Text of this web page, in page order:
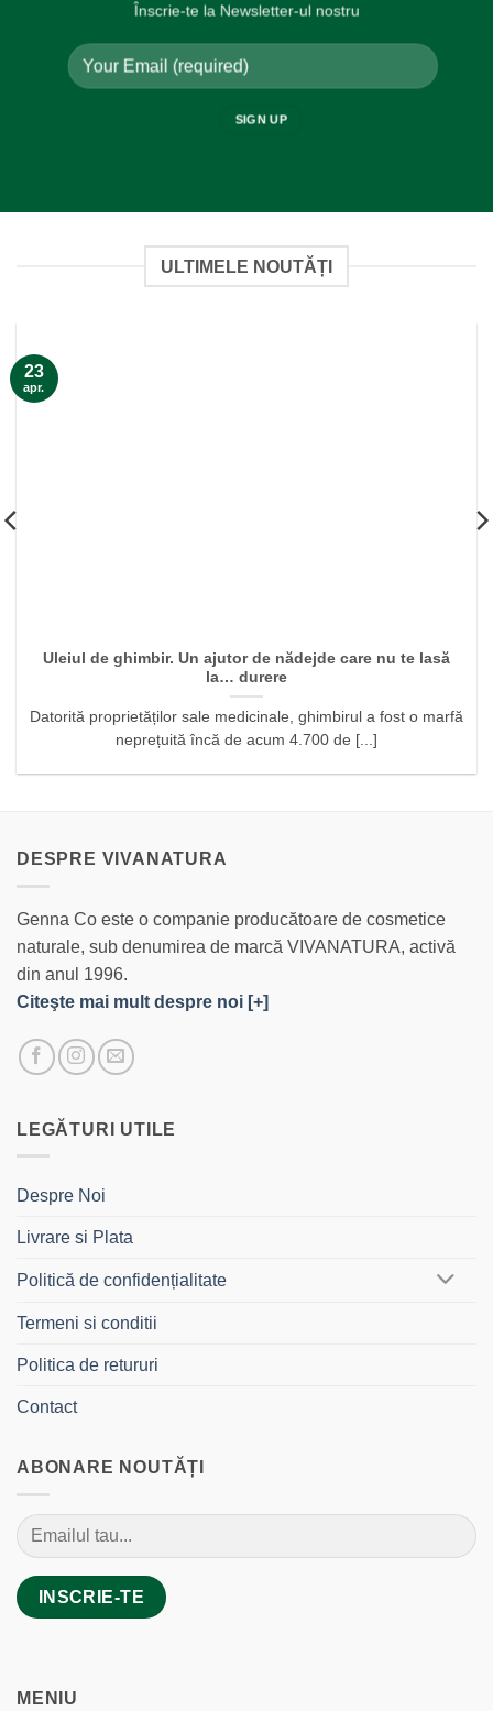
Înscrie-te la Newsletter-ul nostru
ULTIMELE NOUTĂȚI
Uleiul de ghimbir. Un ajutor de nădejde care nu te lasă
la… durere
Datorită proprietăților sale medicinale, ghimbirul a fost o marfă
neprețuită încă de acum 4.700 de [...]
23
apr.
DESPRE VIVANATURA
Genna Co este o companie producătoare de cosmetice
naturale, sub denumirea de marcă VIVANATURA, activă
din anul 1996.
Citeşte mai mult despre noi [+]
LEGĂTURI UTILE
Despre Noi
Livrare si Plata
Politică de confidențialitate
Termeni si conditii
Politica de retururi
Contact
ABONARE NOUTĂȚI
MENIU